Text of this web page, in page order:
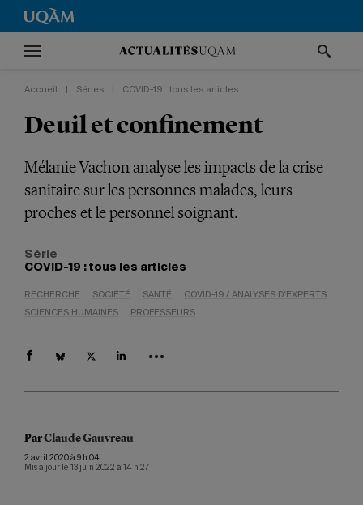
Accueil Séries COVID-19 : tous les articles
Deuil et confinement
Mélanie Vachon analyse les impacts de la crise
sanitaire sur les personnes malades, leurs
proches et le personnel soignant.
Série
COVID-19 : tous les articles
RECHERCHE SOCIÉTÉ SANTÉ
COVID-19 / ANALYSES D'EXPERTS
SCIENCES HUMAINES
PROFESSEURS
ParClaude Gauvreau
2 avril 2020 à 9 h 04
Mis à jour le 13 juin 2022 à 14 h 27